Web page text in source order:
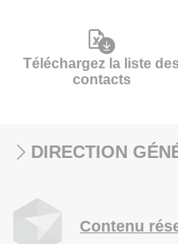
Téléchargez la liste des
contacts
DIRECTION
Contenu